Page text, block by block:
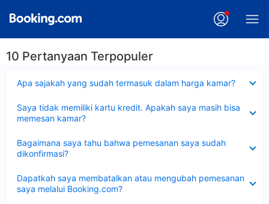
10 Pertanyaan Terpopuler
Apa sajakah yang sudah termasuk dalam harga kamar?
Saya tidak memiliki kartu kredit. Apakah saya masih bisa
memesan kamar?
Bagaimana saya tahu bahwa pemesanan saya sudah
dikonfirmasi?
Dapatkah saya membatalkan atau mengubah pemesanan
saya melalui Booking.com?